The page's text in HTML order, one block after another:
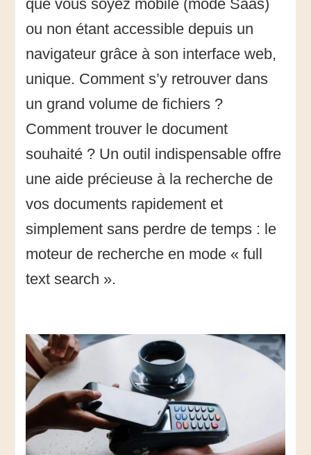
recherche
de
plateforme
Pulse
que vous soyez mobile (mode Saas)
ou non étant accessible depuis un
navigateur grâce à son interface web,
unique. Comment s’y retrouver dans
un grand volume de fichiers ?
Comment trouver le document
souhaité ? Un outil indispensable offre
une aide précieuse à la recherche de
vos documents rapidement et
simplement sans perdre de temps : le
moteur de recherche en mode « full
text search ».